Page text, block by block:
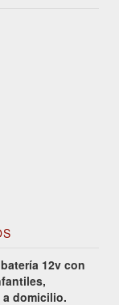
12v con
domicilio.